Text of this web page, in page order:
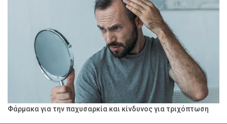
Φάρμακα για την παχυσαρκία και κίνδυνος για τριχόπτωση